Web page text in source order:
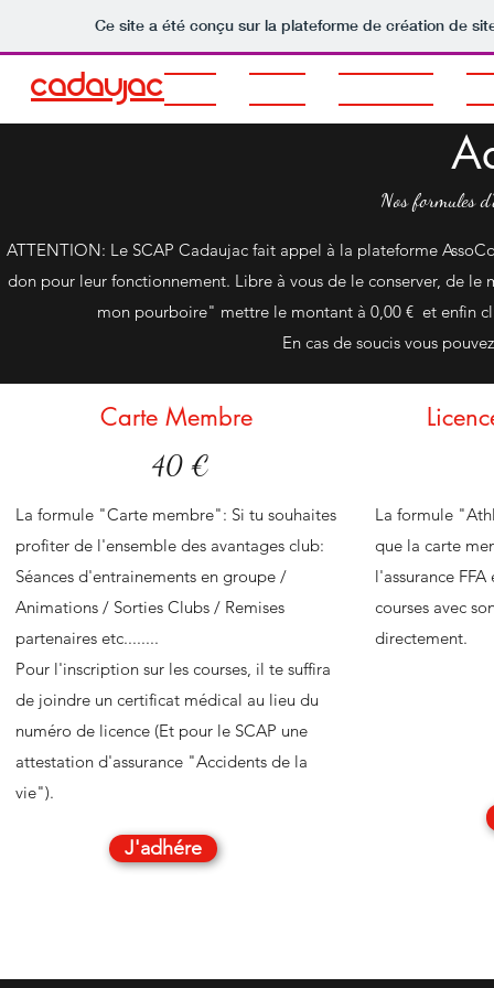
Ce site a été conçu sur la plateforme de création de
Cadaujac
ATTENTION: Le SCAP Cadaujac fait appel à la plateforme
don pour leur fonctionnement. Libre à vous de le conserver, de
mon pourboire" mettre le montant à 0,00 € et enfin
En cas de soucis vous
Nos formules
Carte Membre
40 €
La formule "Carte membre": Si tu souhaites
profiter de l'ensemble des avantages club:
Séances d'entrainements en groupe /
Animations / Sorties Clubs / Remises
partenaires etc........
Pour l'inscription sur les courses, il te suffira
de joindre un certificat médical au lieu du
numéro de licence (Et pour le SCAP une
attestation d'assurance "Accidents de la
vie").
J'adhére
La formule
que la carte
l'assurance
courses avec
directement.